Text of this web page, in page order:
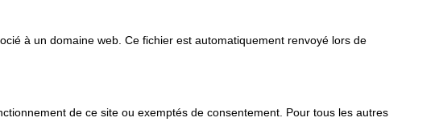
à un domaine web. Ce fichier est automatiquement renvoyé lors de
de ce site ou exemptés de consentement. Pour tous les autres